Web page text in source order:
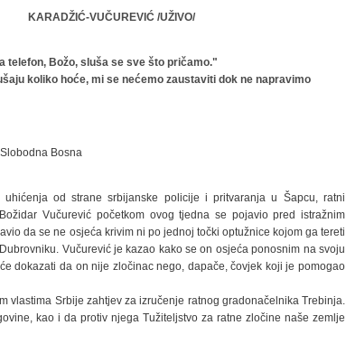
KARADŽIĆ-VUČUREVIĆ /UŽIVO/
telefon, Božo, sluša se sve što pričamo."
koliko hoće, mi se nećemo zaustaviti dok ne napravimo
Bosna
uhićenja od strane srbijanske policije i pritvaranja u Šapcu, ratni
Vučurević početkom ovog tjedna se pojavio pred istražnim
da se ne osjeća krivim ni po jednoj točki optužnice kojom ga tereti
Vučurević je kazao kako se on osjeća ponosnim na svoju
dokazati da on nije zločinac nego, dapače, čovjek koji je pomogao
vlastima Srbije zahtjev za izručenje ratnog gradonačelnika Trebinja.
kao i da protiv njega Tužiteljstvo za ratne zločine naše zemlje